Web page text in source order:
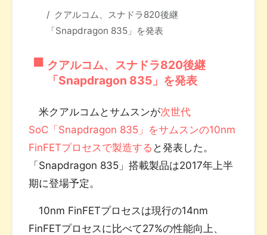
クアルコム、スナドラ820後継
「Snapdragon 835」を発表
クアルコム、スナドラ820後継
「Snapdragon 835」を発表
米クアルコムとサムスンが次世代
SoC「Snapdragon 835」をサムスンの10nm
FinFETプロセスで製造する と発表した。
「Snapdragon 835」搭載製品は2017年上半
期に登場予定。
10nm FinFETプロセスは現行の14nm
FinFETプロセスに比べて27%の性能向上、